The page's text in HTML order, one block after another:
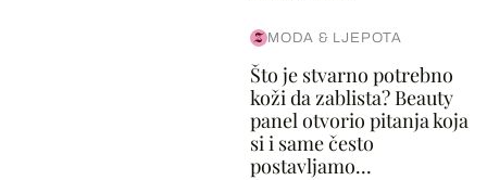
MODA & LJEPOTA
Što je stvarno potrebno
koži da zablista? Beauty
panel otvorio pitanja koja
si i same često
postavljamo...